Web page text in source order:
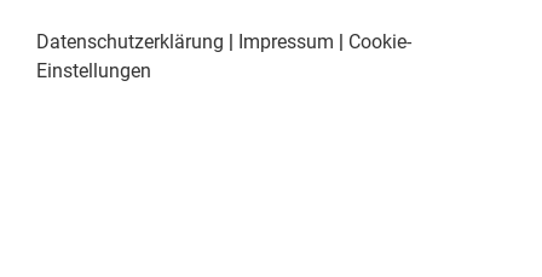
Datenschutzerklärung Impressum
Cookie-
Einstellungen